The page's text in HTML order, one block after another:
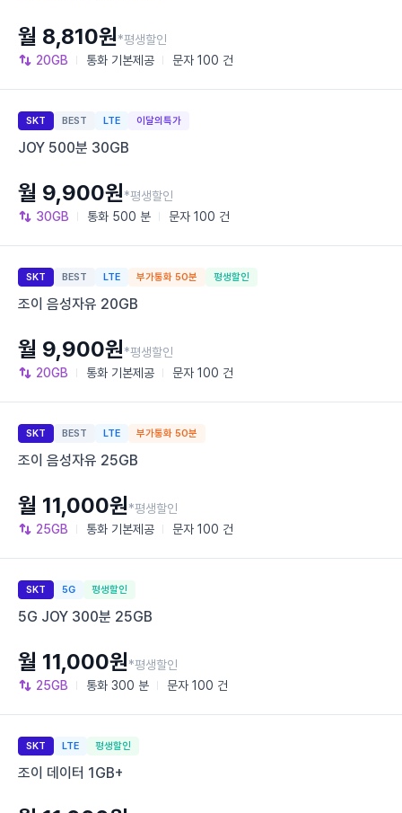
20GB 통화 기본제공 문자 100 건
월 8,810원*평생할인
SKT BEST LTE 이달의특가
JOY 500분 30GB
30GB 통화 500 분 문자 100 건
월 9,900원*평생할인
SKT BEST LTE 부가통화 50분 평생할인
조이 음성자유 20GB
20GB 통화 기본제공 문자 100 건
월 9,900원*평생할인
SKT BEST LTE 부가통화 50분
조이 음성자유 25GB
25GB 통화 기본제공 문자 100 건
월 11,000원*평생할인
SKT 5G 평생할인
5G JOY 300분 25GB
25GB 통화 300 분 문자 100 건
월 11,000원*평생할인
SKT LTE 평생할인
조이 데이터 1GB+